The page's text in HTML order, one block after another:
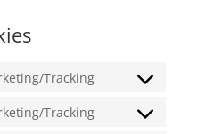
Tracking
Consent
Tracking
Consent